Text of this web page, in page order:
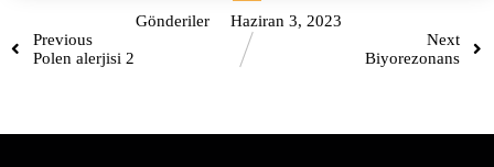
Gönderiler
Haziran 3, 2023
Previous
Polen alerjisi 2
Next
Biyorezonans